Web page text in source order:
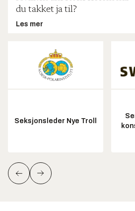
du takket ja til?
Les mer
Seksjonsleder Nye Troll